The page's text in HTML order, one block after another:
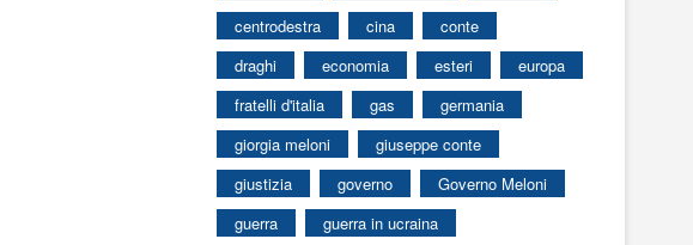
centrodestra
cina
conte
draghi
economia esteri
europa
fratelli d'italia
gas
germania
giorgia meloni
giuseppe conte
giustizia
governo
Governo Meloni
guerra
guerra in ucraina